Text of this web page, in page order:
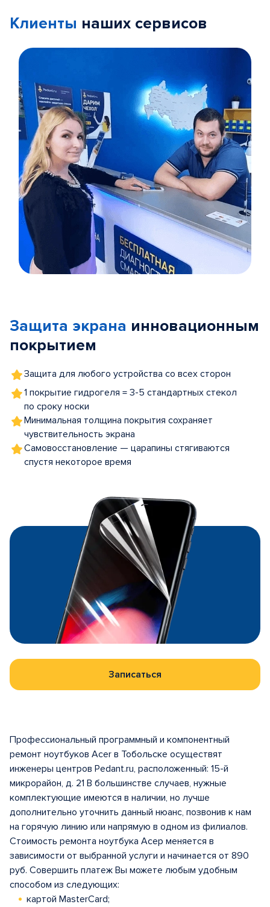
Клиенты наших сервисов
5
Защита экрана инновационным
покрытием
Защита для любого устройства со всех сторон
1 покрытие гидрогеля = 3-5 стандартных стекол
по сроку носки
Минимальная толщина покрытия сохраняет
чувствительность экрана
Самовосстановление — царапины стягиваются
спустя некоторое время
Записаться
Профессиональный программный и компонентный
ремонт ноутбуков Acer в Тобольске осуществят
инженеры центров Pedant.ru, расположенный: 15-й
микрорайон, д. 21 В большинстве случаев, нужные
комплектующие имеются в наличии, но лучше
дополнительно уточнить данный нюанс, позвонив к нам
на горячую линию или напрямую в одном из филиалов.
Стоимость ремонта ноутбука Асер меняется в
зависимости от выбранной услуги и начинается от 890
руб. Совершить платеж Вы можете любым удобным
способом из следующих:
картой MasterCard;